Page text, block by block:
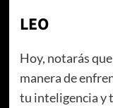
LEO
Hoy, notarás
manera de
tu inteligencia y